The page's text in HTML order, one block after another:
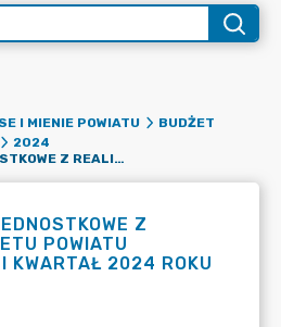
I MIENIE POWIATU
BUDŻET
2024
SPRAWOZDANIA JEDNOSTKOWE Z REALIZACJI BUDŻETU POWIATU BYDGOSKIEGO ZA I KWARTAŁ 2024 ROKU
Z
POWIATU
KWARTAŁ 2024 ROKU